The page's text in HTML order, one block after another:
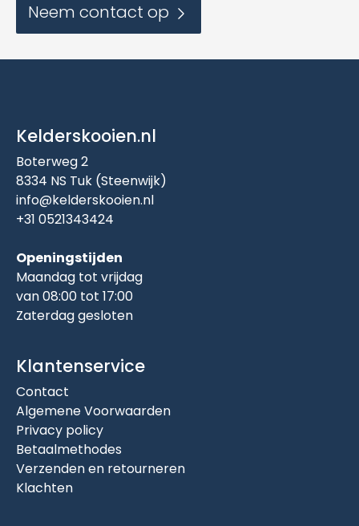
Neem contact op
Kelderskooien.nl
Boterweg 2
8334 NS Tuk (Steenwijk)
info@kelderskooien.nl
+31 0521343424
Openingstijden
Maandag tot vrijdag
van 08:00 tot 17:00
Zaterdag gesloten
Klantenservice
Contact
Algemene Voorwaarden
Privacy policy
Betaalmethodes
Verzenden en retourneren
Klachten